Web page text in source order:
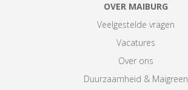
OVER MAIBURG
Veelgestelde vragen
Vacatures
Over ons
Duurzaamheid & Maigreen